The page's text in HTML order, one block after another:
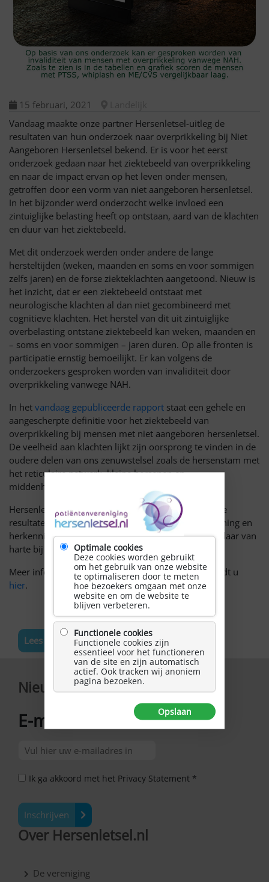
15 februari, 2021
Vandaag maakte onze partner Hersenletsel-uitleg de
resultaten van hun onderzoek naar overprikkeling bij Niet
Aangeboren Hersenletsel bekend. Er is voor het eerst
onderzoek gedaan naar het ziektebeeld van overprikkeling
en naar de impact ervan op het leven onder mensen,
getroffen door een vorm van niet aangeboren hersenletsel.
In het bijzonder werd onderzocht welke invloed een
zintuiglijke belasting heeft op ontstaan, aard van de klachten
en duur van het ziektebeeld.
Met dit onderzoek werden onder andere de lange
hersteltijden (weken, maanden en soms en voor sommigen
zelfs jaren) en de forse ziekteklachten aangetoond. Nieuw is
het inzicht, dat er een ziektebeeld ontstaat met
neurologische klachten al dan niet gecombineerd met
cognitieve klachten. Het herstel van dit uit zintuiglijke
overbelasting ontstane ziektebeeld kan weken, maanden en
– soms en voor sommigen – jaren duren. Op alle fronten is
participatie ernstig bemoeilijkt. Er kan volgens de
onderzoekers gesproken worden van invaliditeit door
overprikkeling vanwege NAH.
In het vandaag gepubliceerde rapport staat een gehele en
aangescherpte definitie voor het ziektebeeld van
overprikkeling bij mensen met niet aangeboren hersenletsel.
De veelheid aan klachten lijkt zijn oorsprong te vinden in de
oudere delen van ons zenuwstelsel zoals de hersenstam met
het reticulaire netwerk, kleine hersenen en
middenhersenen.
Hersenletsel-uitleg en de onderzoekers hopen dat de
resultaten van dit onderzoek zullen leiden tot erkenning en
herkenning van deze problematiek. Wij sluiten ons daar van
harte bij aan!
Meer informatie, inclusief het complete rapport, vindt u
hier.
Lees meer nieuws
Nieuwsbrief
E-mailadres
Ik ga akkoord met het Privacy Statement *
Inschrijven
Over Hersenletsel.nl
De vereniging
Optimale cookies
Deze cookies worden gebruikt
om het gebruik van onze website
te optimaliseren door te meten
hoe bezoekers omgaan met onze
website en om de website te
blijven verbeteren.
Functionele cookies
Functionele cookies zijn
essentieel voor het functioneren
van de site en zijn automatisch
actief. Ook tracken wij anoniem
pagina bezoeken.
Opslaan